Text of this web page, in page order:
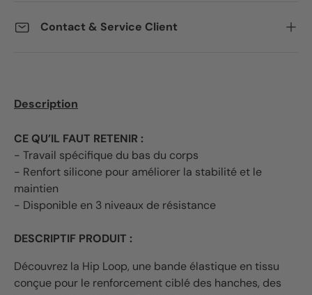
Contact & Service Client
Description
CE QU’IL FAUT RETENIR :
- Travail spécifique du bas du corps
- Renfort silicone pour améliorer la stabilité et le
maintien
- Disponible en 3 niveaux de résistance
DESCRIPTIF PRODUIT :
Découvrez la Hip Loop, une bande élastique en tissu
conçue pour le renforcement ciblé des hanches, des